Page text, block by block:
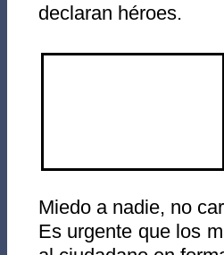
declaran héroes.
Miedo a nadie, no
Es urgente que los